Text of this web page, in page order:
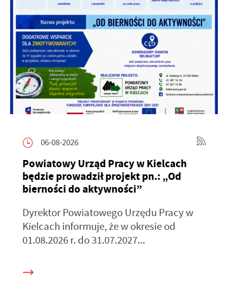
06-08-2026
Powiatowy Urząd Pracy w Kielcach
będzie prowadził projekt pn.: „Od
bierności do aktywności”
Dyrektor Powiatowego Urzędu Pracy w
Kielcach informuje, że w okresie od
01.08.2026 r. do 31.07.2027...